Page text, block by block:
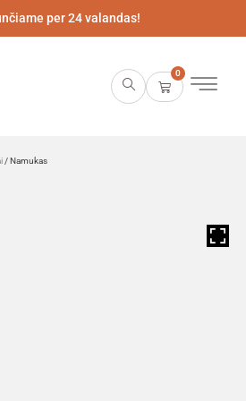
per 24 valandas!
0
/ Namukas